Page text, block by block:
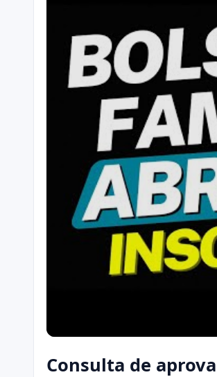
Consulta de